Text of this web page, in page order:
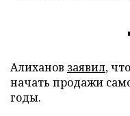
Алиханов заявил,
начать продажи
годы.